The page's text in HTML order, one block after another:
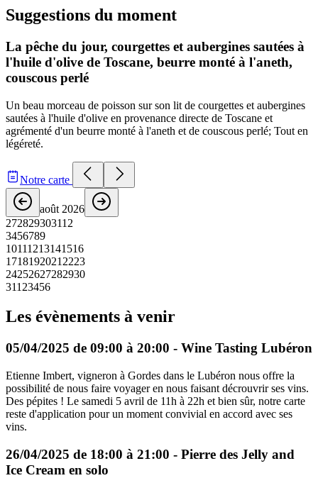
Suggestions du moment
La pêche du jour, courgettes et aubergines sautées à
l'huile d'olive de Toscane, beurre monté à l'aneth,
couscous perlé
Un beau morceau de poisson sur son lit de courgettes et aubergines
sautées à l'huile d'olive en provenance directe de Toscane et
agrémenté d'un beurre monté à l'aneth et de couscous perlé; Tout en
légéreté.
Notre carte
août 2026
27282930311 2
3456789
10111213141516
1718192021 2223
24252627282930
311 23456
Les évènements à venir
05/04/2025 de 09:00 à 20:00 - Wine Tasting Lubéron
Etienne Imbert, vigneron à Gordes dans le Lubéron nous offre la
possibilité de nous faire voyager en nous faisant décrouvrir ses vins.
Des pépites ! Le samedi 5 avril de 11h à 22h et bien sûr, notre carte
reste d'application pour un moment convivial en accord avec ses
vins.
26/04/2025 de 18:00 à 21:00 - Pierre des Jelly and
Ice Cream en solo